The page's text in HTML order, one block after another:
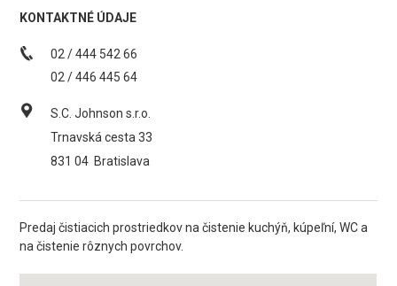
KONTAKTNÉ ÚDAJE
02 / 444 542 66
02 / 446 445 64
S.C. Johnson s.r.o.
Trnavská cesta 33
831 04 Bratislava
Predaj čistiacich prostriedkov na čistenie kuchýň, kúpeľní, WC a
na čistenie rôznych povrchov.